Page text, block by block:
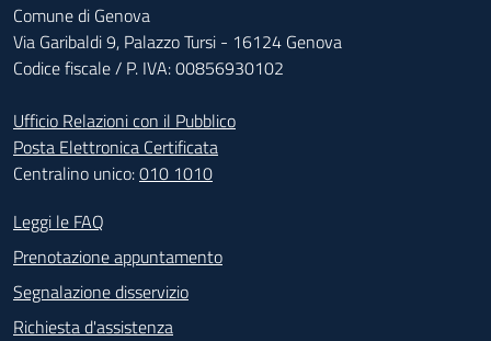
Comune di Genova
Via Garibaldi 9, Palazzo Tursi - 16124 Genova
Codice fiscale / P. IVA: 00856930102
Ufficio Relazioni con il Pubblico
Posta Elettronica Certificata
Centralino unico:010 1010
Footer - Contatti
Leggi le FAQ
Prenotazione appuntamento
Segnalazione disservizio
Richiesta d'assistenza